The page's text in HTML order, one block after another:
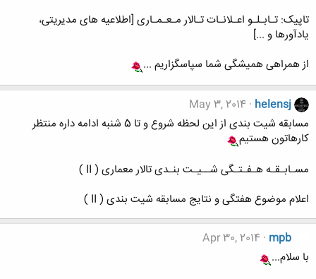
تاپیک: تـابـلـو اعـلانـات تـالار مـعـمـاری [اطلاعیه های مدیریتی،
یادآورها و ...]
از همراهی همیشگی شما سپاسگزاریم ...
helensj
May 3, 2014
مسابقه شیت بندی از این لحظه شروع و تا 5 شنبه ادامه داره منتظر
کارهاتون هستیم
مسـابـقـه هـفـتـگی شــیـت بنـدی تالار معماری ( II )
اعلام موضوع هفتگی و نتایج مسابقه شیت بندی ( II )
mpb
Apr 30, 2014
با سلام...